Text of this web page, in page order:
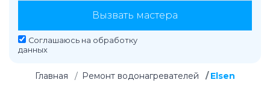
Вызвать мастера
Соглашаюсь на обработку
данных
Главная Ремонт водонагревателей Elsen